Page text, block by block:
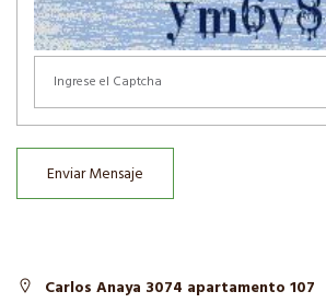
Enviar Mensaje
Carlos Anaya 3074 apartamento 107